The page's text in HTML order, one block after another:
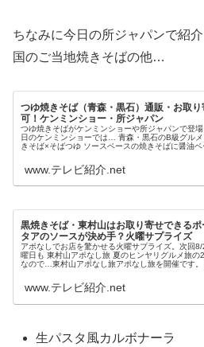
ちなみに今日の所ジャパンで紹
国のご当地焼きそばの他…
つゆ焼きそば（青森・黒石）通販・お取り
可！ケンミンショー・所ジャパン
つゆ焼きそばがケンミンショーや所ジャパンで登
日のケンミンショーでは… 青森・黒石のB級グル
きそば×そばつゆ ソースベースの焼きそばに醤油ベ
ば」が紹介されます...
www.テレビ紹介.net
黒焼きそば・東村山はお取り寄せできるポ
タアのソースが決め手？火曜サプライズ
アポなしでお店を驚かせる火曜サプライズ。次回8/
曜日も 東村山アポなし旅 夏のヒンヤリグルメ旅の
なので…東村山アポなし旅アポなし旅を開催です。
ゲストの神木隆之介さん...
www.テレビ紹介.net
生パスタ風カルボナーラ